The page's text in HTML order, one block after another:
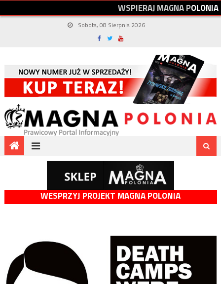
WSPIERAJMAGNAPOLONIA
Sobota, 08 Sierpnia 2026
WESPRZYJ PROJEKT MAGNA POLONIA